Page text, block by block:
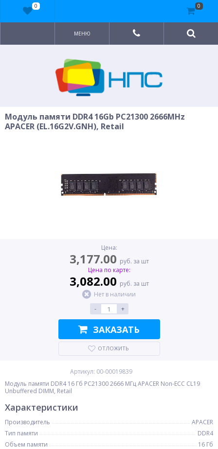
МЕНЮ
Модуль памяти DDR4 16Gb PC21300 2666MHz
APACER (EL.16G2V.GNH), Retail
Цена:
3,177.00 руб. за шт
Цена по карте:
3,082.00 руб. за шт
Нет в наличии
-
+
ЗАКАЗАТЬ
ОТЛОЖИТЬ
Артикул: 00-00019839
Модуль памяти DDR4 16 Гб PC21300 2666 МГц APACER Non-ECC CL19
Unbuffered DIMM, Retail
Характеристики
Производитель
APACER
Тип памяти
DDR4
Объем памяти
16 Гб
0 0